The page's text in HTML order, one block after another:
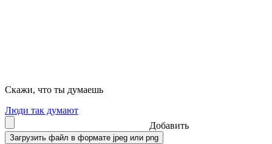
Скажи, что ты думаешь
Люди так думают
Добавить